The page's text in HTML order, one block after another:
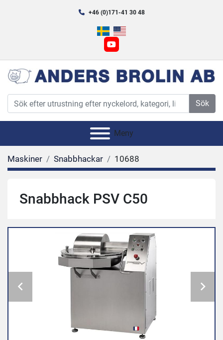
+46 (0)171-41 30 48
youtube
Sök
Meny
Maskiner Snabbhackar 10688
Snabbhack PSV C50